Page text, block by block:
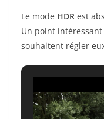
Le mode HDR est
Un point
souhaitent régler